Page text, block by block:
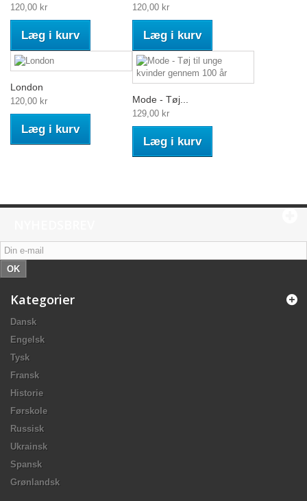
120,00 kr
Læg i kurv
120,00 kr
Læg i kurv
London
120,00 kr
Læg i kurv
Mode - Tøj...
129,00 kr
Læg i kurv
OK
Kategorier
Dansk
Engelsk
Tysk
Fransk
Historie
Førskole
Russisk
Ukrainsk
Spansk
Grønlandsk